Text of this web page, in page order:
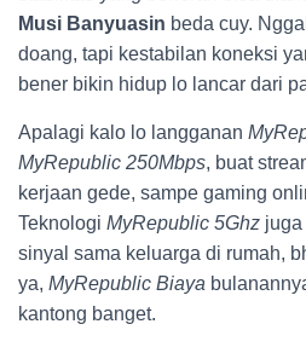
Musi Banyuasin beda cuy.
doang, tapi kestabilan koneksi
bener bikin hidup lo lancar dari
Apalagi kalo lo langganan
MyRepublic 250Mbps, buat
kerjaan gede, sampe gaming
Teknologi MyRepublic 5Ghz
sinyal sama keluarga di rumah,
ya, MyRepublic Biaya
kantong banget.